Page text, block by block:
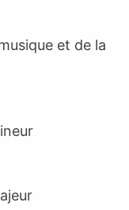
et de la